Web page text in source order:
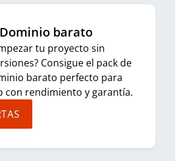
barato
tu proyecto sin
Consigue el pack de
barato perfecto para
con rendimiento y garantía.